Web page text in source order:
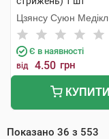
Цзянсу Суюн Медікл
Метіріелс
Є в наявності
від 4.50 грн
КУПИТИ
Показано 36 з 553